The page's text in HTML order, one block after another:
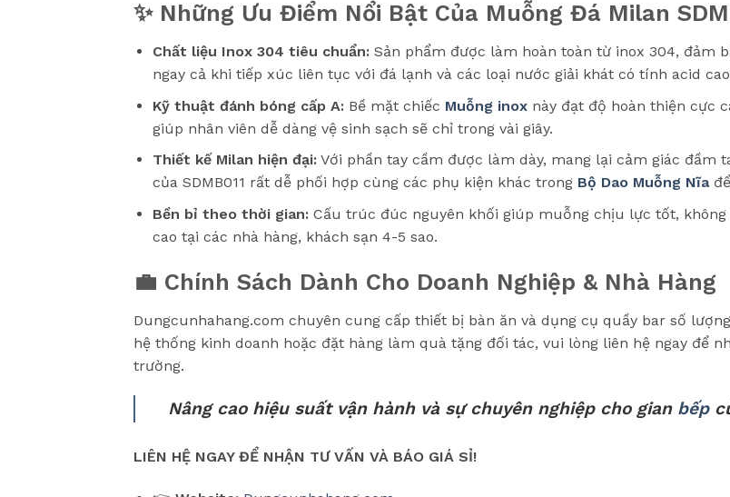
✨ Những Ưu Điểm Nổi Bật Của Muỗng Đá Milan
Chất liệu Inox 304 tiêu chuẩn:Sản phẩm được làm hoàn toàn từ inox 304, đảm
ngay cả khi tiếp xúc liên tục với đá lạnh và các loại nước giải khát có tính acid
Kỹ thuật đánh bóng cấp A:Bề mặt chiếc Muỗng inoxnày đạt độ hoàn thiện cực
giúp nhân viên dễ dàng vệ sinh sạch sẽ chỉ trong vài giây.
Thiết kế Milan hiện đại:Với phần tay cầm được làm dày, mang lại cảm giác đầm
của SDMB011 rất dễ phối hợp cùng các phụ kiện khác trong Bộ Dao Muỗng Nĩađể
Bền bỉ theo thời gian:Cấu trúc đúc nguyên khối giúp muỗng chịu lực tốt, không
cao tại các nhà hàng, khách sạn 4-5 sao.
💼 Chính Sách Dành Cho Doanh Nghiệp & Nhà Hàng
Dungcunhahang.com chuyên cung cấp thiết bị bàn ăn và dụng cụ quầy bar số
hệ thống kinh doanh hoặc đặt hàng làm quà tặng đối tác, vui lòng liên hệ ngay để
trường.
Nâng cao hiệu suất vận hành và sự chuyên nghiệp cho gian bếp
LIÊN HỆ NGAY ĐỂ NHẬN TƯ VẤN VÀ BÁO GIÁ SỈ!